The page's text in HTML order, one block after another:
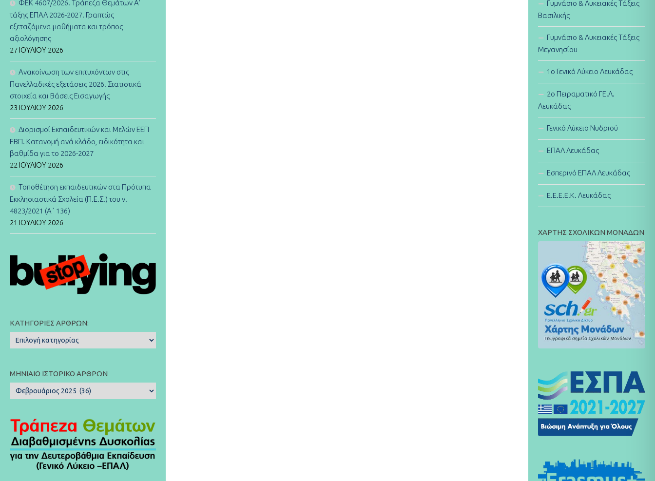
ΦΕΚ 4607/2026. Τράπεζα Θεμάτων Α’
τάξης ΕΠΑΛ 2026-2027. Γραπτώς
εξεταζόμενα μαθήματα και τρόπος
αξιολόγησης
27 ΙΟΥΛΊΟΥ 2026
Ανακοίνωση των επιτυχόντων στις
Πανελλαδικές εξετάσεις 2026. Στατιστικά
στοιχεία και Βάσεις Εισαγωγής
23 ΙΟΥΛΊΟΥ 2026
Διορισμοί Εκπαιδευτικών και Μελών ΕΕΠ
ΕΒΠ. Κατανομή ανά κλάδο, ειδικότητα και
βαθμίδα για το 2026-2027
22 ΙΟΥΛΊΟΥ 2026
Τοποθέτηση εκπαιδευτικών στα Πρότυπα
Εκκλησιαστικά Σχολεία (Π.Ε.Σ.) του ν.
4823/2021 (Α΄ 136)
21 ΙΟΥΛΊΟΥ 2026
ΚΑΤΗΓΟΡΊΕΣ ΆΡΘΡΩΝ:
Κατηγορίες
Άρθρων:
ΜΗΝΙΑΊΟ ΙΣΤΟΡΙΚΌ ΆΡΘΡΩΝ
Μηνιαίο
Ιστορικό
Γυμνάσιο & Λυκειακές Τάξεις
Βασιλικής
Γυμνάσιο & Λυκειακές Τάξεις
Μεγανησίου
1ο Γενικό Λύκειο Λευκάδας
2ο Πειραματικό ΓΕ.Λ.
Λευκάδας
Γενικό Λύκειο Νυδριού
ΕΠΑΛ Λευκάδας
Εσπερινό ΕΠΑΛ Λευκάδας
E.E.E.E.K. Λευκάδας
ΧΑΡΤΗΣ ΣΧΟΛΙΚΩΝ ΜΟΝΑΔΩΝ